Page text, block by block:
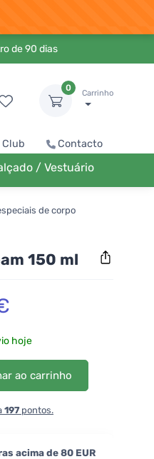
de 90 dias
0
Carrinho
Club Contacto
/ Vestuário
de corpo
150 ml
hoje
ao carrinho
197 pontos.
acima de 80 EUR